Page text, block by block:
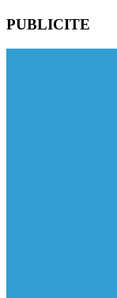
PUBLICITE